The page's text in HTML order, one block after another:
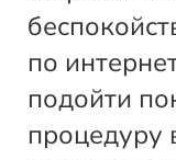
по
подойти
процедуру